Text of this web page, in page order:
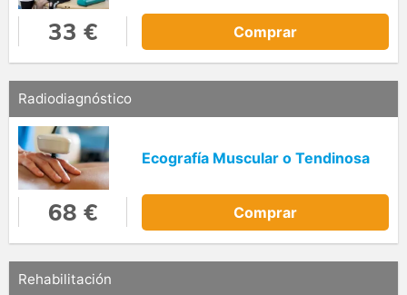
33 € Comprar
Radiodiagnóstico
Ecografía Muscular o Tendinosa
68 € Comprar
Rehabilitación